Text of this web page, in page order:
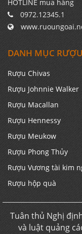
HOTLINE mua hàng
0972.12345.1
DANH MỤC RƯỢU
Rượu Chivas
Rượu Johnnie Walker
Rượu Macallan
Rượu Hennessy
Rượu Meukow
Rượu Phong Thủy
Rượu Vương tài kim
Rượu hộp quà
Tuân thủ Nghị
và luật quảng